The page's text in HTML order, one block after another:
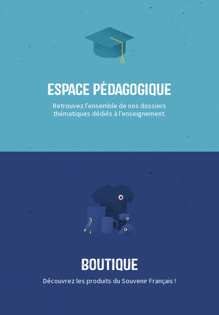
Espace Pédagogique
Retrouvez l’ensemble de nos dossiers
thématiques dédiés à l’enseignement.
Boutique
Découvrez les produits du Souvenir Français !